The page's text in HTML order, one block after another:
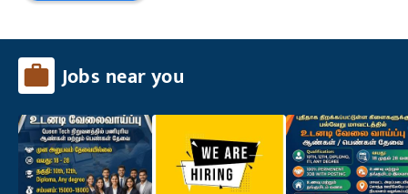
Jobs near you